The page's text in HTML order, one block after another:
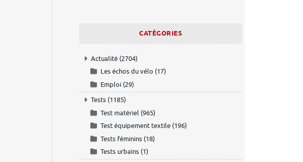
CATÉGORIES
Actualité (2704)
Les échos du vélo (17)
Emploi (29)
Tests (1185)
Test matériel (965)
Test équipement textile (196)
Tests féminins (18)
Tests urbains (1)